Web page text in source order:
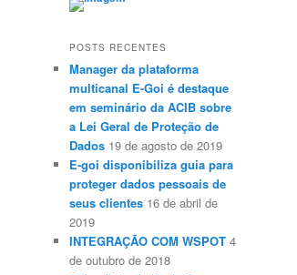
POSTS RECENTES
Manager da plataforma
multicanal E-Goi é destaque
em seminário da ACIB sobre
a Lei Geral de Proteção de
Dados 19 de agosto de 2019
E-goi disponibiliza guia para
proteger dados pessoais de
seus clientes 16 de abril de
2019
INTEGRAÇÃO COM WSPOT 4
de outubro de 2018